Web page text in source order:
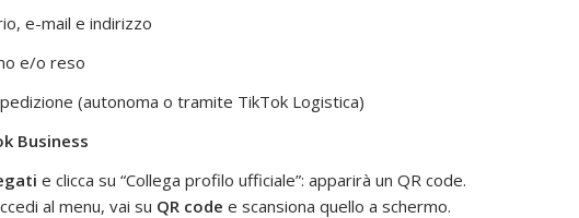
e-mail e indirizzo
e/o reso
(autonoma o tramite TikTok Logistica)
Business
e clicca su “Collega profilo ufficiale”: apparirà un QR code.
al menu, vai su QR code e scansiona quello a schermo.